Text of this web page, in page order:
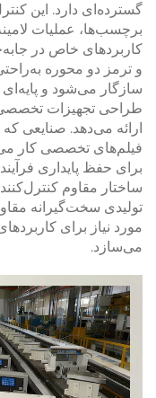
گسترده‌ای دارد. این
برچسب‌ها، عملیات
کاربردهای خاص در
و ترمز دو محوره
سازگار می‌شود و
ارائه می‌دهد. صنایعی که
فیلم‌های تخصصی کار
برای حفظ پایداری
ساختار مقاوم کنترل‌کننده
تولیدی سخت‌گیرانه
مورد نیاز برای
می‌سازد.